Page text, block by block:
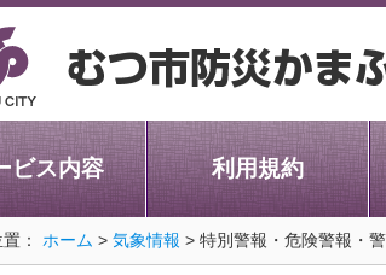
ビス内容 利用規約
： ホーム > 気象情報 > 特別警報・危険警報・